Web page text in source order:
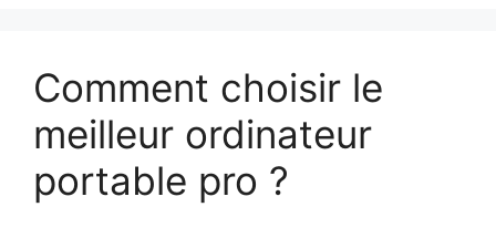
Comment choisir le
meilleur ordinateur
portable pro ?